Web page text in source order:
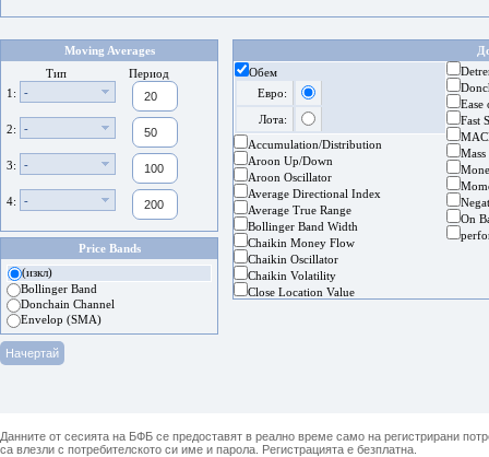
Moving Averages
Тип
Период
1:
-
2: -
3: -
4: -
Price Bands
(изкл)
Bollinger Band
Donchain Channel
Envelop (SMA)
Обем
Евро:
Лота:
Accumulation/Distribution
Aroon Up/Down
Aroon Oscillator
Average Directional Index
Average True Range
Bollinger Band Width
Chaikin Money Flow
Chaikin Oscillator
Chaikin Volatility
Close Location Value
Ease
Fast
On
Данните от сесията на БФБ се предоставят в реално време само на регистрирани
са влезли с потребителското си име и парола. Регистрацията е безплатна.